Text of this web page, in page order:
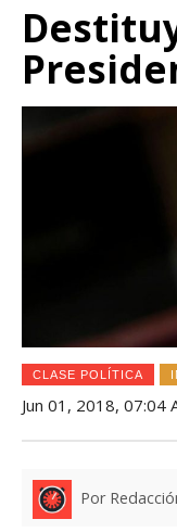
CLASE POLÍTICA
Jun 01, 2018, 07:04
Por